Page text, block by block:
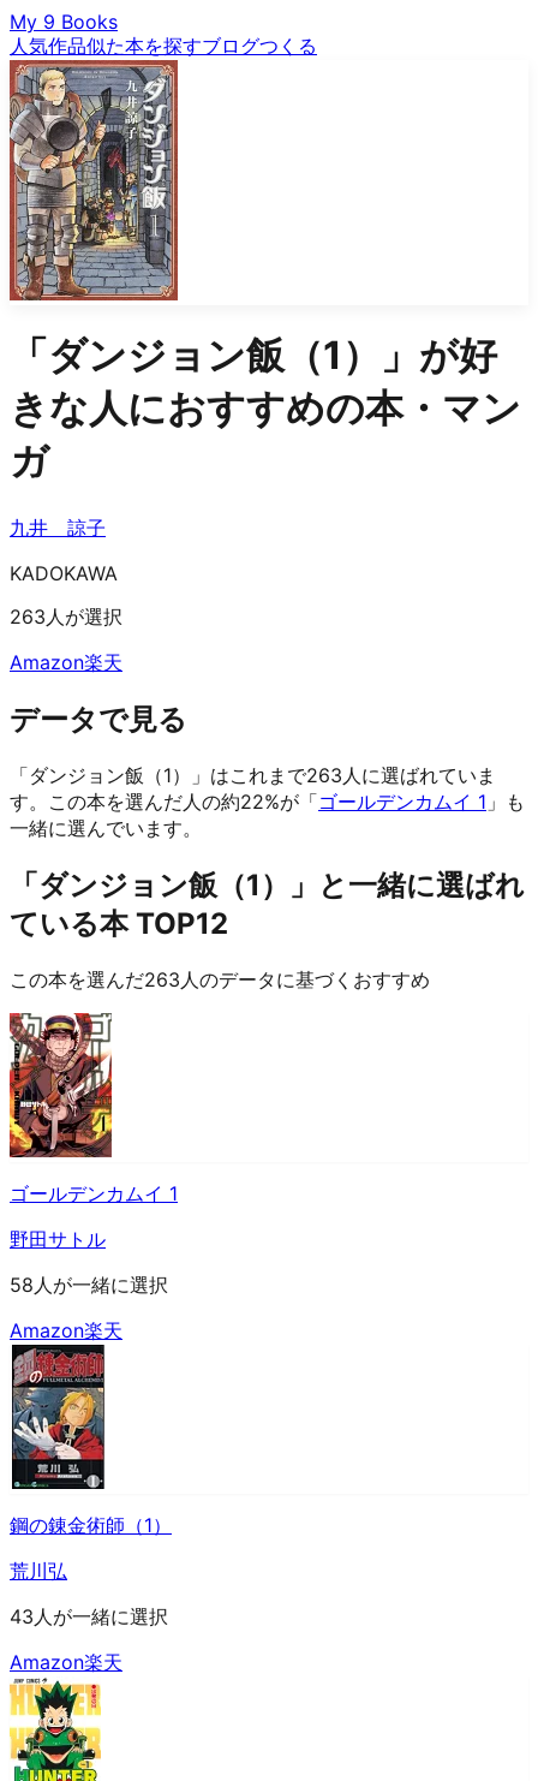
My 9 Books
人気作品似た本を探すブログつくる
「ダンジョン飯（1）
」が好
きな人におすすめの本・マン
ガ
九井 諒子
KADOKAWA
263人が選択
Amazon楽天
データで見る
「ダンジョン飯（1）」はこれまで263人に選ばれていま
す。 この本を選んだ人の約22%が「ゴールデンカムイ 1 」も
一緒に選んでいます。
「ダンジョン飯（1）」と一緒に選ばれ
ている本 TOP12
この本を選んだ263人のデータに基づくおすすめ
ゴールデンカムイ 1
野田サトル
58人が一緒に選択
Amazon楽天
鋼の錬金術師（1）
荒川弘
43人が一緒に選択
Amazon楽天